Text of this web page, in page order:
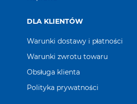
DLA KLIENTÓW
Warunki dostawy i płatności
Warunki zwrotu towaru
Obsługa klienta
Polityka prywatności